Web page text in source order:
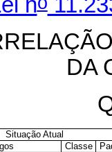
DA
Situação Atual
Classe